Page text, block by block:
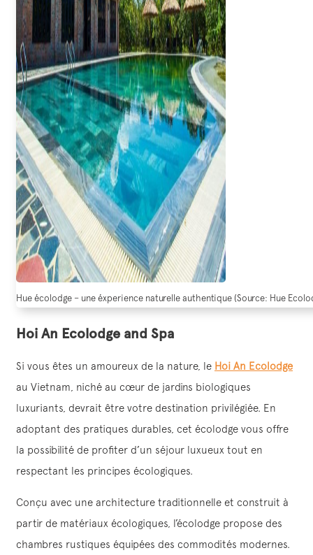
Hue écolodge – une éxperience naturelle authentique (Source: Hue
Hoi An Ecolodge and Spa
Si vous êtes un amoureux de la nature, le Hoi An Ecolodge
au Vietnam, niché au cœur de jardins biologiques
luxuriants, devrait être votre destination privilégiée. En
adoptant des pratiques durables, cet écolodge vous offre
la possibilité de profiter d’un séjour luxueux tout en
respectant les principes écologiques.
Conçu avec une architecture traditionnelle et construit à
partir de matériaux écologiques, l’écolodge propose des
chambres rustiques équipées des commodités modernes.